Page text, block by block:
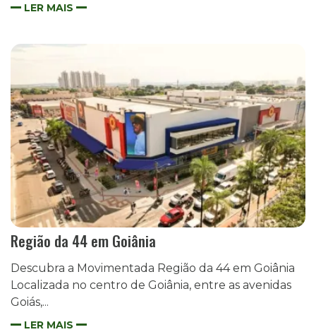
LER MAIS
Região da 44 em Goiânia
Descubra a Movimentada Região da 44 em Goiânia
Localizada no centro de Goiânia, entre as avenidas
Goiás,...
LER MAIS